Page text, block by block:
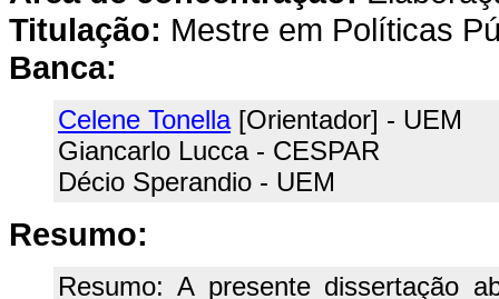
Titulação: Mestre em Políticas
Banca:
Celene Tonella[Orientador] - UEM
Giancarlo Lucca - CESPAR
Décio Sperandio - UEM
Resumo:
Resumo: A presente dissertação